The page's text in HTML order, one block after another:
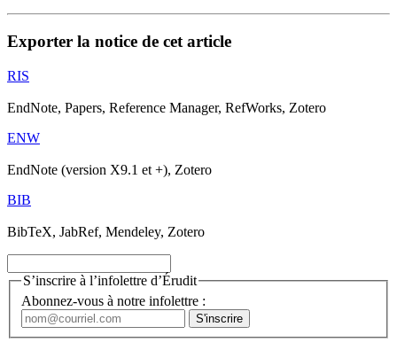
Exporter la notice de cet article
RIS
EndNote, Papers, Reference Manager, RefWorks, Zotero
ENW
EndNote (version X9.1 et +), Zotero
BIB
BibTeX, JabRef, Mendeley, Zotero
S’inscrire à l’infolettre d’Érudit
Abonnez-vous à notre infolettre :